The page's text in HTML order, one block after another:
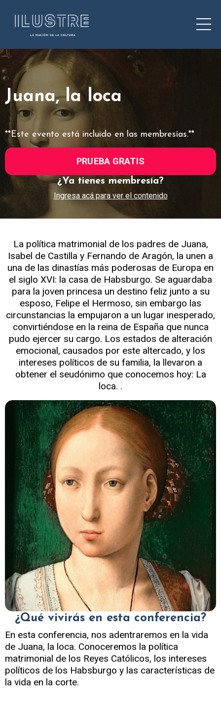
Juana, la loca
**Este evento está incluido en las membresías.**
PRUEBA GRATIS
¿Ya tienes membresía?
Ingresa acá para ver el contenido
La política matrimonial de los padres de Juana,
Isabel de Castilla y Fernando de Aragón, la unen a
una de las dinastías más poderosas de Europa en
el siglo XVI: la casa de Habsburgo. Se aguardaba
para la joven princesa un destino feliz junto a su
esposo, Felipe el Hermoso, sin embargo las
circunstancias la empujaron a un lugar inesperado,
convirtiéndose en la reina de España que nunca
pudo ejercer su cargo. Los estados de alteración
emocional, causados por este altercado, y los
intereses políticos de su familia, la llevaron a
obtener el seudónimo que conocemos hoy: La
loca. .
¿Qué vivirás en esta conferencia?
En esta conferencia, nos adentraremos en la vida
de Juana, la loca. Conoceremos la política
matrimonial de los Reyes Católicos, los intereses
políticos de los Habsburgo y las características de
la vida en la corte.